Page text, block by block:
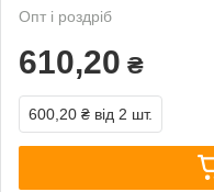
Опт і роздріб
610,20 ₴
600,20 ₴ від 2 шт.